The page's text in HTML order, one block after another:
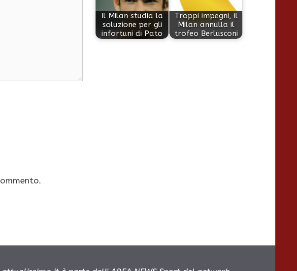
Il Milan studia la
soluzione per gli
infortuni di Pato
Troppi impegni, il
Milan annulla il
trofeo Berlusconi